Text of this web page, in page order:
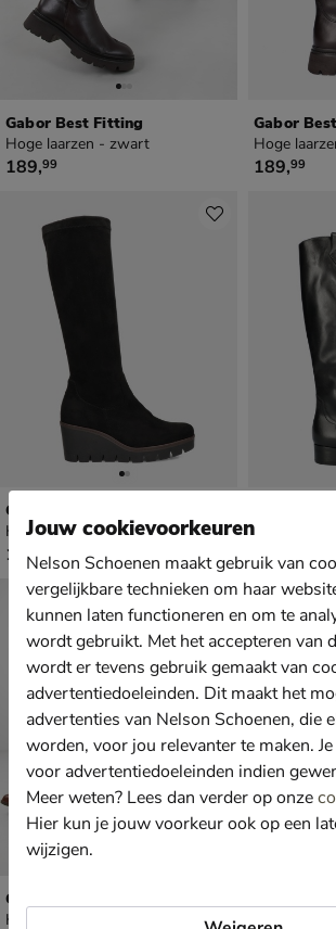
Gabor Best Fitting
Hoge laarzen - zwart
€ 189,99
189,99
Gabor
Hoge
€ 189,99
189,99
Gabor
Hoge laarzen - zwart
€ 144,99
144, 99
Hoge
€ 209,99
209,
Gabor
Hoge laarzen - cognac Hoge
Jouw cookievoorkeuren
Nelson Schoenen maakt gebruik van
vergelijkbare technieken om haar
kunnen laten functioneren en om te
wordt gebruikt. Met het accepteren van
wordt er tevens gebruik gemaakt van
advertentiedoeleinden. Dit maakt het
advertenties van Nelson Schoenen, die
worden, voor jou relevanter te maken.
voor advertentiedoeleinden indien
Meer weten? Lees dan verder op onze
Hier kun je jouw voorkeur ook op een
wijzigen.